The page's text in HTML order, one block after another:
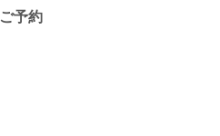
ご予約